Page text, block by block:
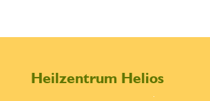
Heilzentrum Helios